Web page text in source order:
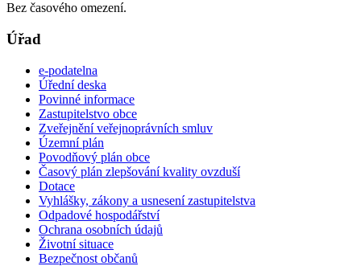
Bez časového omezení.
Úřad
e-podatelna
Úřední deska
Povinné informace
Zastupitelstvo obce
Zveřejnění veřejnoprávních smluv
Územní plán
Povodňový plán obce
Časový plán zlepšování kvality ovzduší
Dotace
Vyhlášky, zákony a usnesení zastupitelstva
Odpadové hospodářství
Ochrana osobních údajů
Životní situace
Bezpečnost občanů